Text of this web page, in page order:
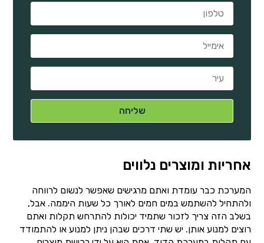
אחריות ומוצרים נלווים
המערכת כבר עומדת ואתם מרגישים שאפשר לנשום לרווחה
ולהתחיל להשתמש במים חמים לאורך כל שעות היממה. אבל,
בשלב הזה צריך לזכור שתמיד יכולות להתרחש תקלות ואתם
רוצים למנוע אותן. יש שתי דרכים שבהן ניתן למנוע או להתמודד